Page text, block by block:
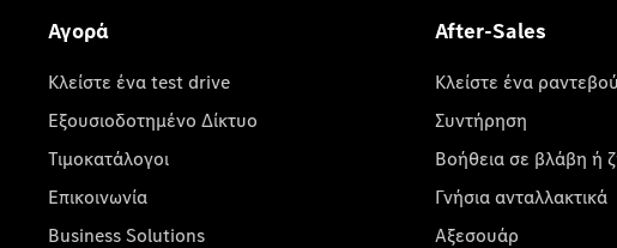
Αγορά
Κλείστε ένα test drive
Εξουσιοδοτημένο Δίκτυο
Τιμοκατάλογοι
Επικοινωνία
Business Solutions
After-Sales
Κλείστε ένα
Συντήρηση
Βοήθεια σε βλάβη ή
Γνήσια ανταλλακτικά
Αξεσουάρ